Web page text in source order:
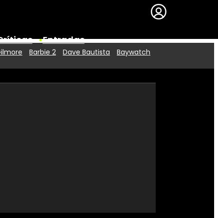
Entradas
Premios
Barbie 2 Dave Bautista Baywatch